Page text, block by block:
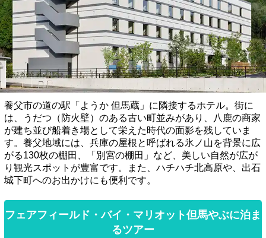
養父市の道の駅「ようか 但馬蔵」に隣接するホテル。街に
は、うだつ（防火壁）のある古い町並みがあり、八鹿の商家
が建ち並び船着き場として栄えた時代の面影を残していま
す。養父地域には、兵庫の屋根と呼ばれる氷ノ山を背景に広
がる130枚の棚田、「別宮の棚田」など、美しい自然が広が
り観光スポットが豊富です。また、ハチハチ北高原や、出石
城下町へのお出かけにも便利です。
フェアフィールド・バイ・マリオット但馬やぶに泊ま
るツアー